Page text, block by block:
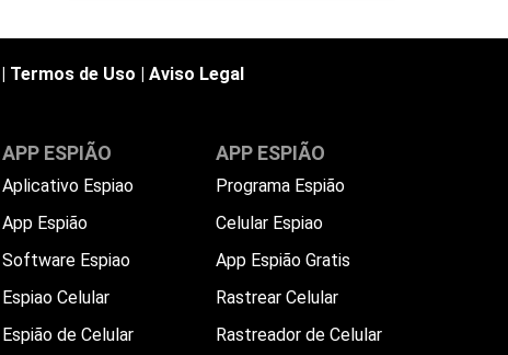
Termos de Uso Aviso Legal
APP ESPIÃO
Aplicativo Espiao
App Espião
Software Espiao
Espiao Celular
Espião de Celular
APP ESPIÃO
Programa Espião
Celular Espiao
App Espião Gratis
Rastrear Celular
Rastreador de Celular